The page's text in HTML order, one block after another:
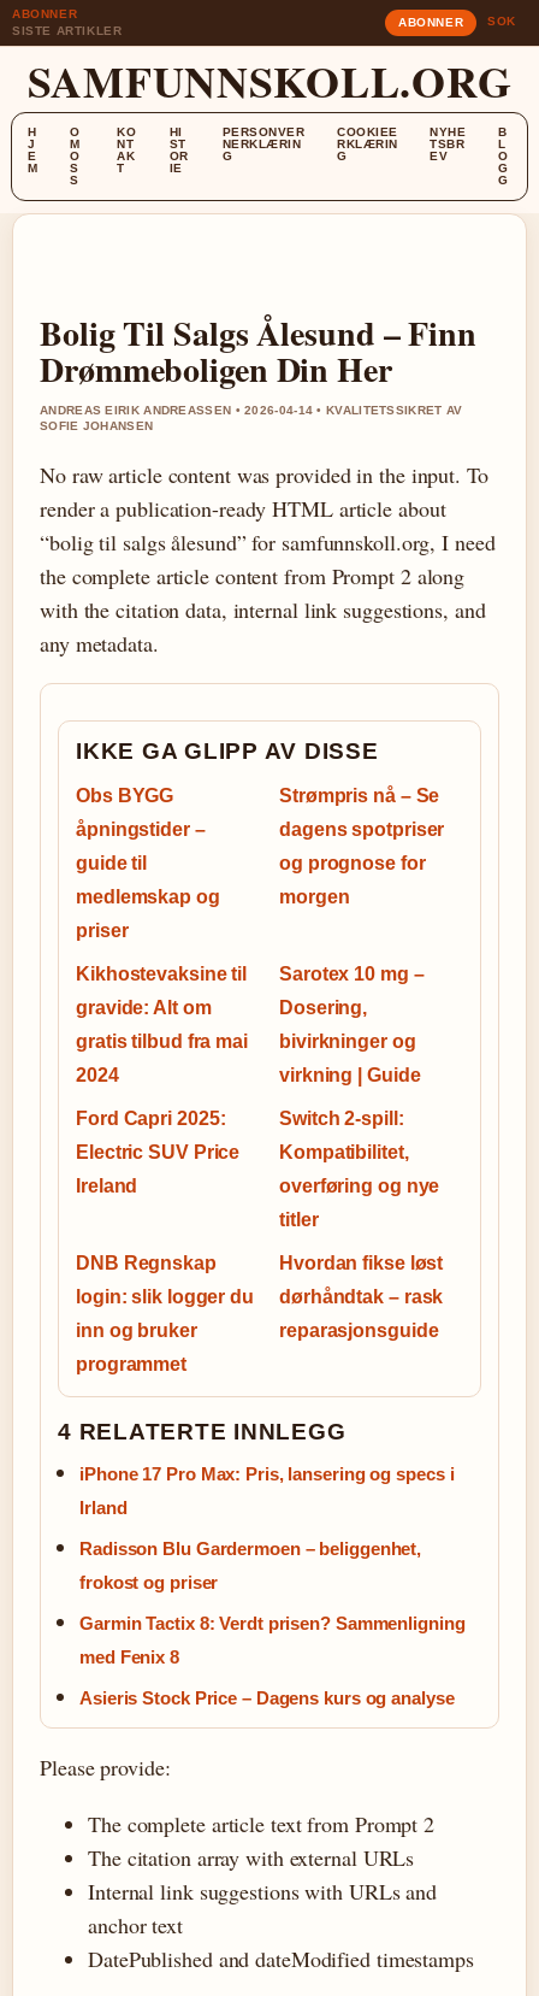
ABONNER
SISTE ARTIKLER
ABONNER SOK
SAMFUNNSKOLL.ORG
H
J
E
M
O
M
O
S
S
KO
NT
AK
T
HI
ST
OR
IE
PERSONVER
NERKLÆRIN
G
COOKIEE
RKLÆRIN
G
NYHE
TSBR
EV
B
L
O
G
G
Bolig Til Salgs Ålesund – Finn
Drømmeboligen Din Her
ANDREAS EIRIK ANDREASSEN • 2026-04-14 • KVALITETSSIKRET AV
SOFIE JOHANSEN
No raw article content was provided in the input. To
render a publication-ready HTML article about
“bolig til salgs ålesund” for samfunnskoll.org, I need
the complete article content from Prompt 2 along
with the citation data, internal link suggestions, and
any metadata.
IKKE GA GLIPP AV DISSE
Obs BYGG
åpningstider –
guide til
medlemskap og
priser
Strømpris nå – Se
dagens spotpriser
og prognose for
morgen
Kikhostevaksine til
gravide: Alt om
gratis tilbud fra mai
2024
Sarotex 10 mg –
Dosering,
bivirkninger og
virkning | Guide
Ford Capri 2025:
Electric SUV Price
Ireland
Switch 2-spill:
Kompatibilitet,
overføring og nye
titler
DNB Regnskap
login: slik logger du
inn og bruker
programmet
Hvordan fikse løst
dørhåndtak – rask
reparasjonsguide
4 RELATERTE INNLEGG
iPhone 17 Pro Max: Pris, lansering og specs i
Irland
Radisson Blu Gardermoen – beliggenhet,
frokost og priser
Garmin Tactix 8: Verdt prisen? Sammenligning
med Fenix 8
Asieris Stock Price – Dagens kurs og analyse
Please provide:
The complete article text from Prompt 2
The citation array with external URLs
Internal link suggestions with URLs and
anchor text
DatePublished and dateModified timestamps